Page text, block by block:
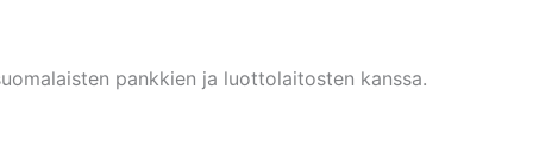
pankkien ja luottolaitosten kanssa.